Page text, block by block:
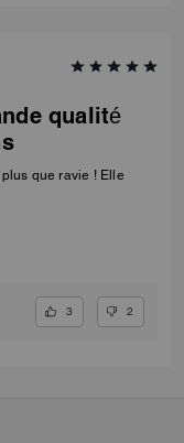
qualité
3 2